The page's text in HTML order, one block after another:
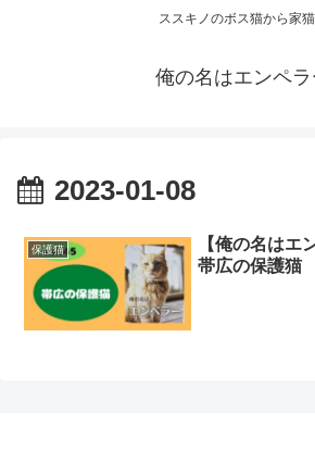
ススキノのボス猫から家
俺の名はエンペラ
2023-01-08
保護猫
【俺の名はエ
帯広の保護猫